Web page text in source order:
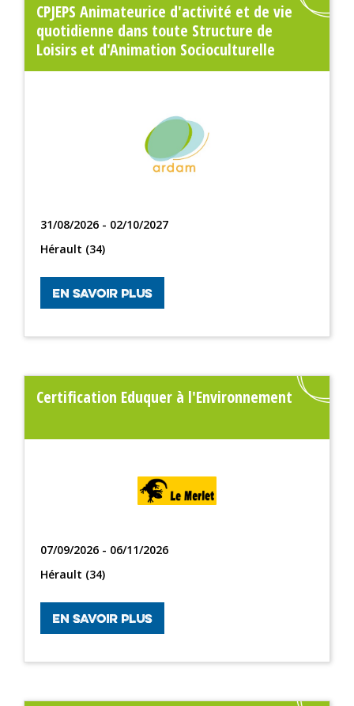
CPJEPS Animateurice d'activité et de vie
quotidienne dans toute Structure de
Loisirs et d'Animation Socioculturelle
31/08/2026 - 02/10/2027
Hérault (34)
EN SAVOIR PLUS
Certification Eduquer à l'Environnement
07/09/2026 - 06/11/2026
Hérault (34)
EN SAVOIR PLUS